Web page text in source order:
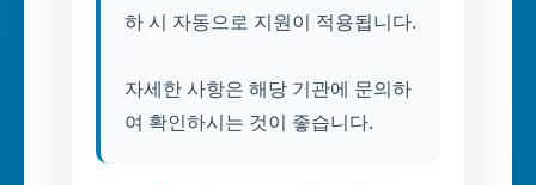
하 시 자동으로 지원이 적용됩니다.
자세한 사항은 해당 기관에 문의하
여 확인하시는 것이 좋습니다.